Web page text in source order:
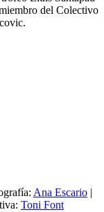
del Colectivo
Ana Escario |
Toni Font